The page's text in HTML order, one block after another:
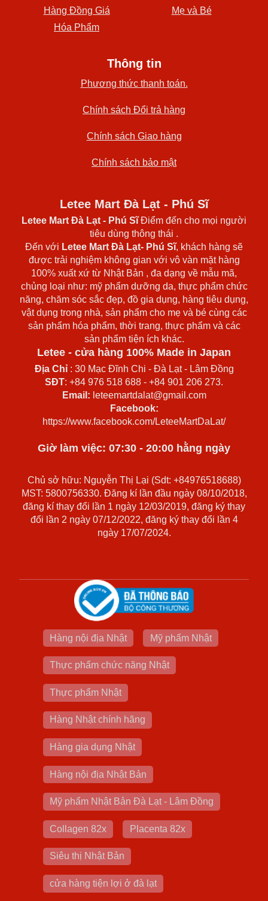
Hàng Đồng Giá
Mẹ và Bé
Hóa Phẩm
Thông tin
Phương thức thanh toán.
Chính sách Đổi trả hàng
Chính sách Giao hàng
Chính sách bảo mật
Letee Mart Đà Lạt - Phú Sĩ
Letee Mart Đà Lạt - Phú SĩĐiểm đến cho mọi người
tiêu dùng thông thái .
Đến với Letee Mart Đà Lạt- Phú Sĩ, khách hàng sẽ
được trải nghiệm không gian với vô vàn mặt hàng
100% xuất xứ từ Nhật Bản , đa dạng về mẫu mã,
chủng loại như: mỹ phẩm dưỡng da, thực phẩm chức
năng, chăm sóc sắc đẹp, đồ gia dụng, hàng tiêu dụng,
vật dụng trong nhà, sản phẩm cho mẹ và bé cùng các
sản phẩm hóa phẩm, thời trang, thực phẩm và các
sản phẩm tiện ích khác.
Letee - cửa hàng 100% Made in Japan
Địa Chỉ: 30 Mạc Đĩnh Chi - Đà Lạt - Lâm Đồng
SĐT: +84 976 518 688 - +84 901 206 273.
Email: leteemartdalat@gmail.com
Facebook:
https://www.facebook.com/LeteeMartDaLat/
Giờ làm việc: 07:30 - 20:00 hằng ngày
Chủ sở hữu: Nguyễn Thị Lại (Sdt: +84976518688)
MST: 5800756330. Đăng kí lần đầu ngày 08/10/2018,
đăng kí thay đổi lần 1 ngày 12/03/2019, đăng ký thay
đổi lần 2 ngày 07/12/2022, đăng ký thay đổi lần 4
ngày 17/07/2024.
Hàng nội địa Nhật Mỹ phẩm Nhật
Thực phẩm chức năng Nhật
Thực phẩm Nhật
Hàng Nhật chính hãng
Hàng gia dụng Nhật
Hàng nội địa Nhật Bản
Mỹ phẩm Nhật Bản Đà Lạt - Lâm Đồng
Collagen 82x Placenta 82x
Siêu thị Nhật Bản
cửa hàng tiện lợi ở đà lạt